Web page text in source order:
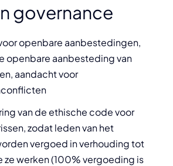
governance
openbare aanbestedingen,
openbare aanbesteding van
aandacht voor
van de ethische code voor
zodat leden van het
vergoed in verhouding tot
ze werken (100% vergoeding is